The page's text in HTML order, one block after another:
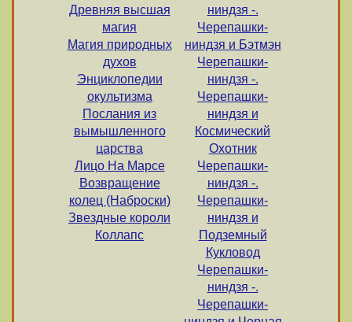
Древняя высшая
магия
Магия природных
духов
Энциклопедии
окультизма
Послания из
вымышленного
царства
Лицо На Марсе
Возвращение
колец (Наброски)
Звездные короли
Коллапс
ниндзя -.
Черепашки-
ниндзя и Бэтмэн
Черепашки-
ниндзя -.
Черепашки-
ниндзя и
Космический
Охотник
Черепашки-
ниндзя -.
Черепашки-
ниндзя и
Подземный
Кукловод
Черепашки-
ниндзя -.
Черепашки-